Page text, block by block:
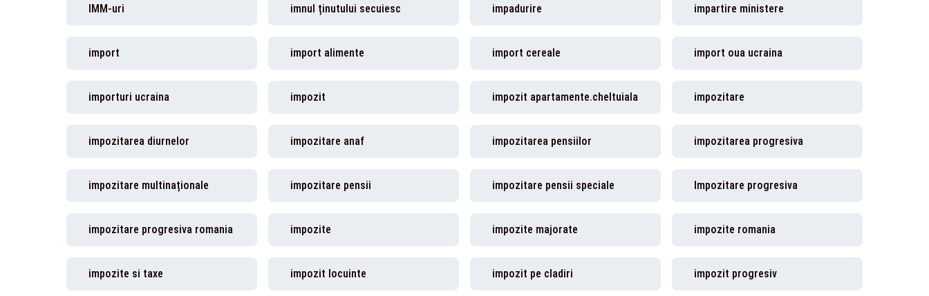
IMM-uri imnul ținutului secuiesc impadurire impartire ministere
import import alimente import cereale import oua ucraina
importuri ucraina impozit impozit apartamente.cheltuiala impozitare
impozitarea diurnelor impozitare anaf impozitarea pensiilor impozitarea progresiva
impozitare multinaționale impozitare pensii impozitare pensii speciale Impozitare progresiva
impozitare progresiva romania impozite impozite majorate impozite romania
impozite si taxe impozit locuinte impozit pe cladiri impozit progresiv